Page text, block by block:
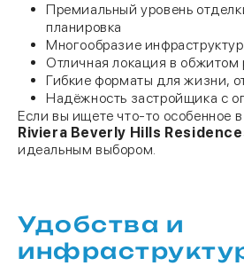
Премиальный уровень
планировка
Многообразие
Отличная локация в обжитом
Гибкие форматы для жизни,
Надёжность застройщика с
Если вы ищете что-то особенное
Riviera Beverly Hills
идеальным выбором.
Удобства и